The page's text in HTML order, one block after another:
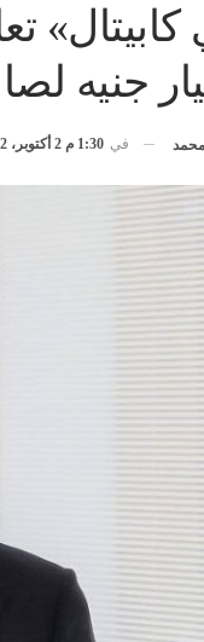
في 1:30 م 2 أكتوبر، 2022